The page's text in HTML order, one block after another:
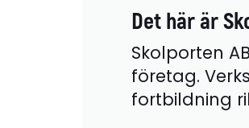
Det här är
Skolporten
företag.
fortbildning